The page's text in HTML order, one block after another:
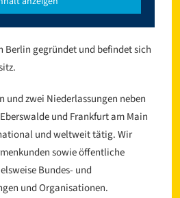
Berlin gegründet und befindet sich
und zwei Niederlassungen neben
und Frankfurt am Main
und weltweit tätig. Wir
sowie öffentliche
Bundes- und
und Organisationen.